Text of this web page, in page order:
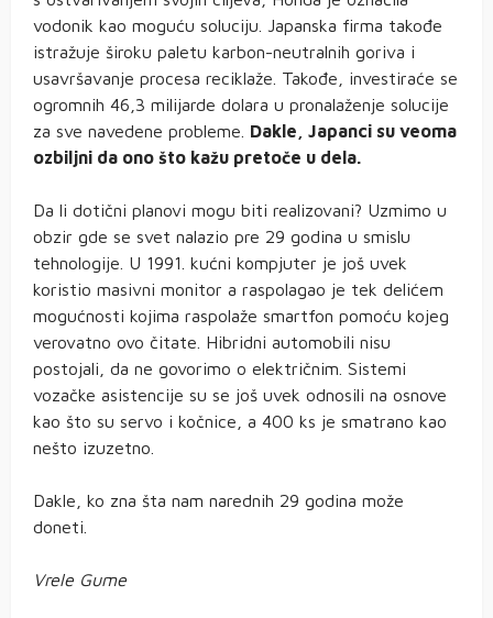
vodonik kao moguću soluciju. Japanska firma takođe
istražuje široku paletu karbon-neutralnih goriva i
usavršavanje procesa reciklaže. Takođe, investiraće se
ogromnih 46,3 milijarde dolara u pronalaženje solucije
za sve navedene probleme. Dakle, Japanci su veoma
ozbiljni da ono što kažu pretoče u dela.
Da li dotični planovi mogu biti realizovani? Uzmimo u
obzir gde se svet nalazio pre 29 godina u smislu
tehnologije. U 1991. kućni kompjuter je još uvek
koristio masivni monitor a raspolagao je tek delićem
mogućnosti kojima raspolaže smartfon pomoću kojeg
verovatno ovo čitate. Hibridni automobili nisu
postojali, da ne govorimo o električnim. Sistemi
vozačke asistencije su se još uvek odnosili na osnove
kao što su servo i kočnice, a 400 ks je smatrano kao
nešto izuzetno.
Dakle, ko zna šta nam narednih 29 godina može
doneti.
Vrele Gume